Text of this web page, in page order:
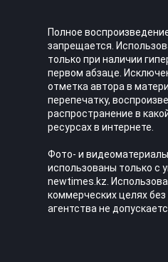
Полное
запрещается.
только при наличии
первом абзаце.
отметка автора в
перепечатку,
распространение в
ресурсах в интернете.
Фото- и
использованы только с
newtimes.kz.
коммерческих целях
агентства не